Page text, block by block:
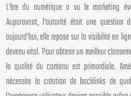
L’ère du numérique a vu le marketing
Auparavant, l’autorité était une question
aujourd’hui, elle repose sur la visibilité en
devenu vital. Pour obtenir un meilleur
la qualité du contenu est primordiale.
nécessite la création de backlinks de